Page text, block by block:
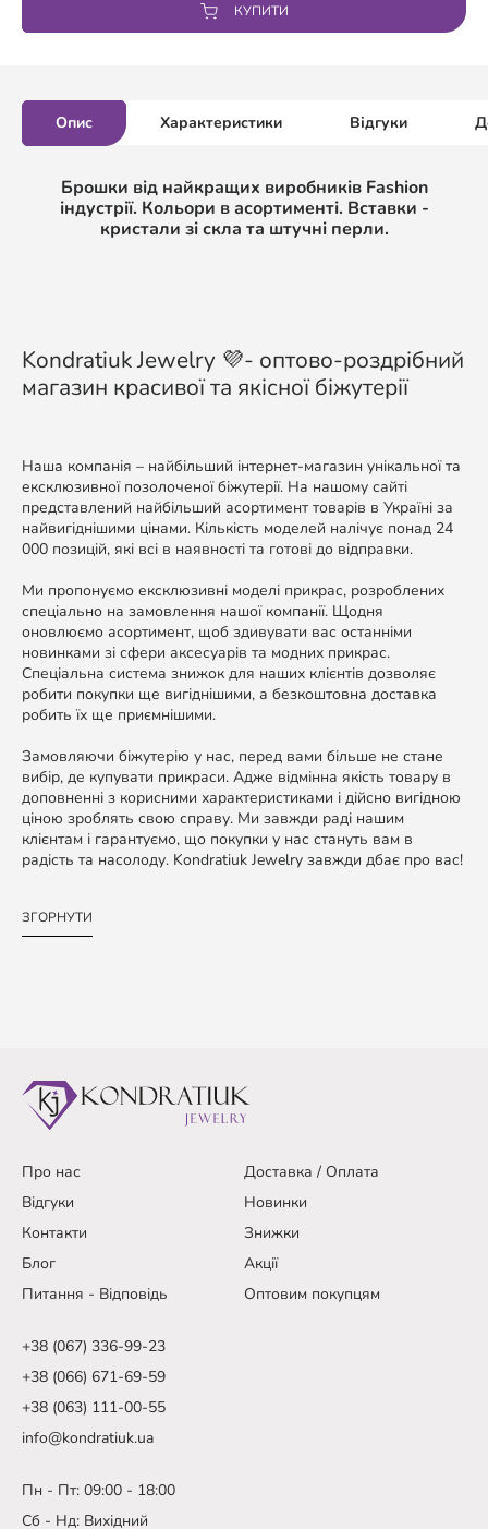
КУПИТИ
Опис Характеристики Відгуки
Брошки від найкращих виробників Fashion
індустрії. Кольори в асортименті. Вставки -
кристали зі скла та штучні перли.
Kondratiuk Jewelry 💜- оптово-роздрібний
магазин красивої та якісної біжутерії
Наша компанія – найбільший інтернет-магазин унікальної та
ексклюзивної позолоченої біжутерії. На нашому сайті
представлений найбільший асортимент товарів в Україні за
найвигіднішими цінами. Кількість моделей налічує понад 24
000 позицій, які всі в наявності та готові до відправки.
Ми пропонуємо ексклюзивні моделі прикрас, розроблених
спеціально на замовлення нашої компанії. Щодня
оновлюємо асортимент, щоб здивувати вас останніми
новинками зі сфери аксесуарів та модних прикрас.
Спеціальна система знижок для наших клієнтів дозволяє
робити покупки ще вигіднішими, а безкоштовна доставка
робить їх ще приємнішими.
Замовляючи біжутерію у нас, перед вами більше не стане
вибір, де купувати прикраси. Адже відмінна якість товару в
доповненні з корисними характеристиками і дійсно вигідною
ціною зроблять свою справу. Ми завжди раді нашим
клієнтам і гарантуємо, що покупки у нас стануть вам в
радість та насолоду. Kondratiuk Jewelry завжди дбає про вас!
ЗГОРНУТИ
Про нас
Доставка / Оплата
Відгуки
Новинки
Контакти
Знижки
Блог
Акції
Питання - Відповідь
Оптовим покупцям
+38 (067) 336-99-23
+38 (066) 671-69-59
+38 (063) 111-00-55
info@kondratiuk.ua
Пн - Пт: 09:00 - 18:00
Сб - Нд: Вихідний